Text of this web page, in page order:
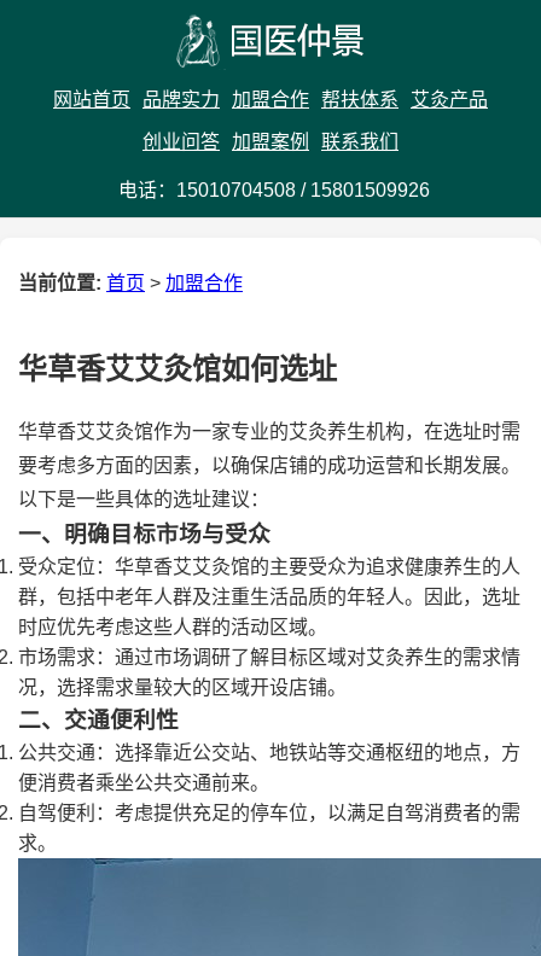
网站首页 品牌实力 加盟合作 帮扶体系 艾灸产品
创业问答 加盟案例 联系我们
电话： 15010704508/ 15801509926
当前位置: 首页 > 加盟合作
华草香艾艾灸馆如何选址
华草香艾艾灸馆作为一家专业的艾灸养生机构，在选址时需
要考虑多方面的因素，以确保店铺的成功运营和长期发展。
以下是一些具体的选址建议：
一、明确目标市场与受众
受众定位：华草香艾艾灸馆的主要受众为追求健康养生的人
群，包括中老年人群及注重生活品质的年轻人。因此，选址
时应优先考虑这些人群的活动区域。
市场需求：通过市场调研了解目标区域对艾灸养生的需求情
况，选择需求量较大的区域开设店铺。
二、交通便利性
公共交通：选择靠近公交站、地铁站等交通枢纽的地点，方
便消费者乘坐公共交通前来。
自驾便利：考虑提供充足的停车位，以满足自驾消费者的需
求。